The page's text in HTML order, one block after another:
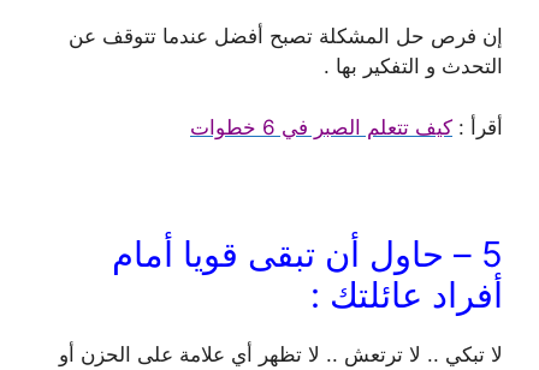
إن فرص حل المشكلة تصبح أفضل عندما تتوقف عن
التحدث و التفكير بها .
أقرأ : كيف تتعلم الصبر في 6 خطوات
5 – حاول أن تبقى قويا أمام
أفراد عائلتك :
لا تبكي .. لا ترتعش .. لا تظهر أي علامة على الحزن أو